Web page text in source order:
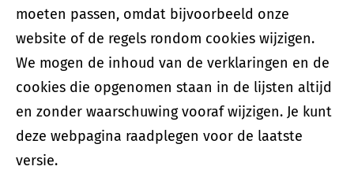
moeten passen, omdat bijvoorbeeld onze
website of de regels rondom cookies wijzigen.
We mogen de inhoud van de verklaringen en de
cookies die opgenomen staan in de lijsten altijd
en zonder waarschuwing vooraf wijzigen. Je kunt
deze webpagina raadplegen voor de laatste
versie.